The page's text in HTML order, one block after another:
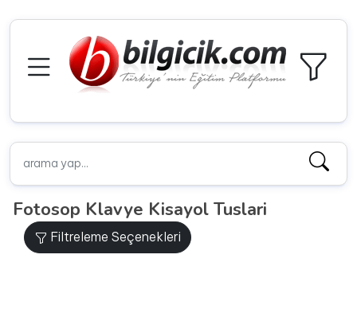
Fotosop Klavye Kisayol Tuslari
Filtreleme Seçenekleri